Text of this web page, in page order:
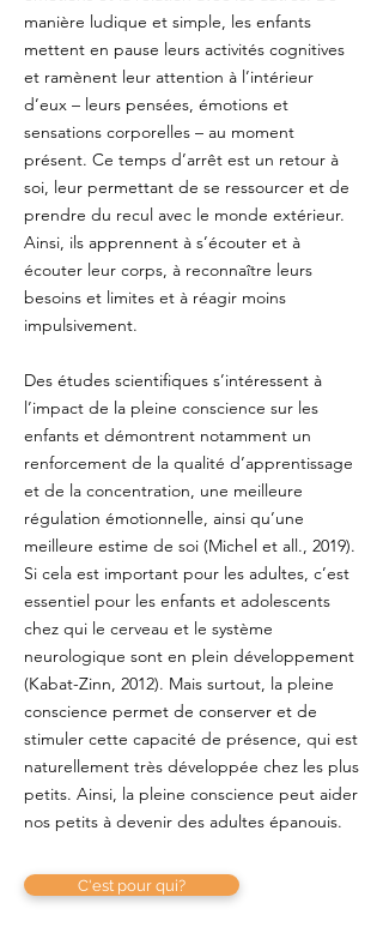
manière ludique et simple, les enfants
mettent en pause leurs activités cognitives
et ramènent leur attention à l’intérieur
d’eux – leurs pensées, émotions et
sensations corporelles – au moment
présent. Ce temps d’arrêt est un retour à
soi, leur permettant de se ressourcer et de
prendre du recul avec le monde extérieur.
Ainsi, ils apprennent à s’écouter et à
écouter leur corps, à reconnaître leurs
besoins et limites et à réagir moins
impulsivement.
Des études scientifiques s’intéressent à
l’impact de la pleine conscience sur les
enfants et démontrent notamment un
renforcement de la qualité d’apprentissage
et de la concentration, une meilleure
régulation émotionnelle, ainsi qu’une
meilleure estime de soi (Michel et all., 2019).
Si cela est important pour les adultes, c’est
essentiel pour les enfants et adolescents
chez qui le cerveau et le système
neurologique sont en plein développement
(Kabat-Zinn, 2012). Mais surtout, la pleine
conscience permet de conserver et de
stimuler cette capacité de présence, qui est
naturellement très développée chez les plus
petits. Ainsi, la pleine conscience peut aider
nos petits à devenir des adultes épanouis.
C'est pour qui?